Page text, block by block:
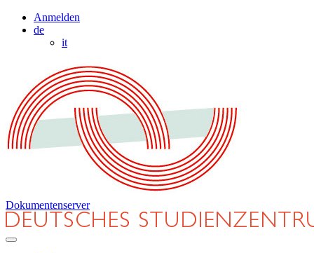
Anmelden
de
it
Dokumentenserver